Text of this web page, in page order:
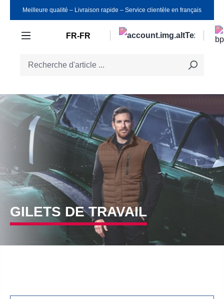
Passer au contenu principal
Meilleure qualité ‒ Livraison rapide ‒ Service clientèle en français
FR-FR
GILETS DE TRAVAIL